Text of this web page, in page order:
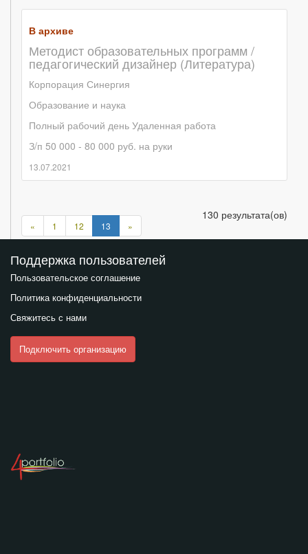
В архиве
Методист образовательных программ /
педагогический дизайнер (Литература)
Корпорация Синергия
Образование и наука
Полный рабочий день Удаленная работа
З/п 50 000 - 80 000 руб. на руки
13.07.2021
130 результата(ов)
« Предыдущая
страница
1 12 13 »
страница
Поддержка пользователей
Пользовательское соглашение
Политика конфиденциальности
Свяжитесь с нами
Подключить организацию